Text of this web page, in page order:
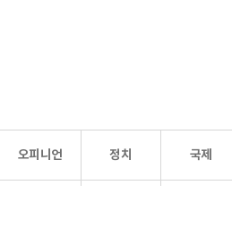
오피니언 정치 국제